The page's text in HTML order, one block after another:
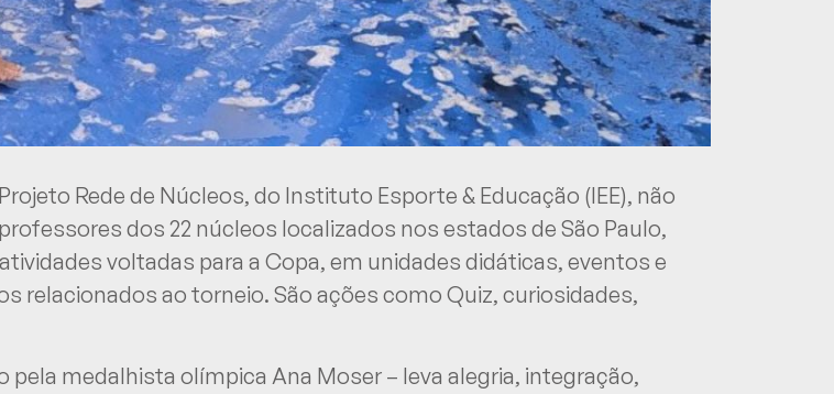
Rede de Núcleos, do Instituto Esporte & Educação (IEE), não
professores dos 22 núcleos localizados nos estados de São Paulo,
voltadas para a Copa, em unidades didáticas, eventos e
relacionados ao torneio. São ações como Quiz, curiosidades,
pela medalhista olímpica Ana Moser – leva alegria, integração,